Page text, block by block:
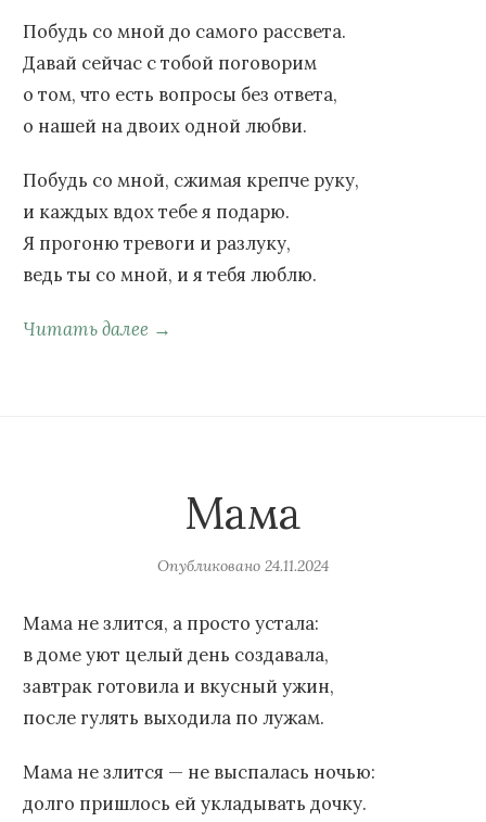
Побудь со мной до самого рассвета.
Давай сейчас с тобой поговорим
о том, что есть вопросы без ответа,
о нашей на двоих одной любви.
Побудь со мной, сжимая крепче руку,
и каждых вдох тебе я подарю.
Я прогоню тревоги и разлуку,
ведь ты со мной, и я тебя люблю.
Читать далее →
Мама
Опубликовано 24.11.2024
Мама не злится, а просто устала:
в доме уют целый день создавала,
завтрак готовила и вкусный ужин,
после гулять выходила по лужам.
Мама не злится — не выспалась ночью:
долго пришлось ей укладывать дочку.